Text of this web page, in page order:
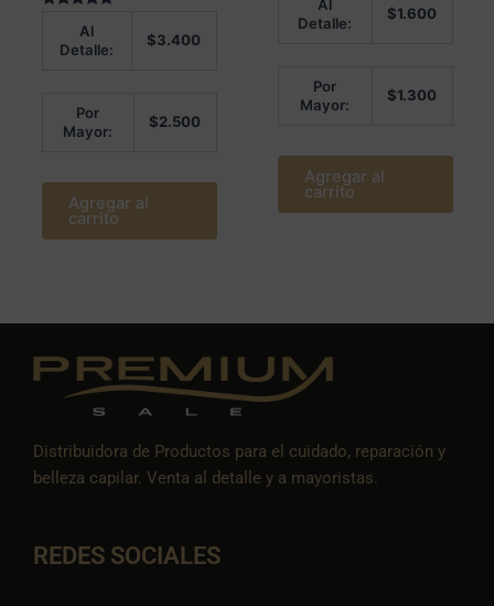
de 5
Al
Detalle:
$3.400
Por
Mayor:
$2.500
Agregar al
carrito
Al
Detalle:
$1.600
Por
Mayor:
$1.300
Agregar al
carrito
Distribuidora de Productos para el cuidado, reparación y
belleza capilar. Venta al detalle y a mayoristas.
REDES SOCIALES